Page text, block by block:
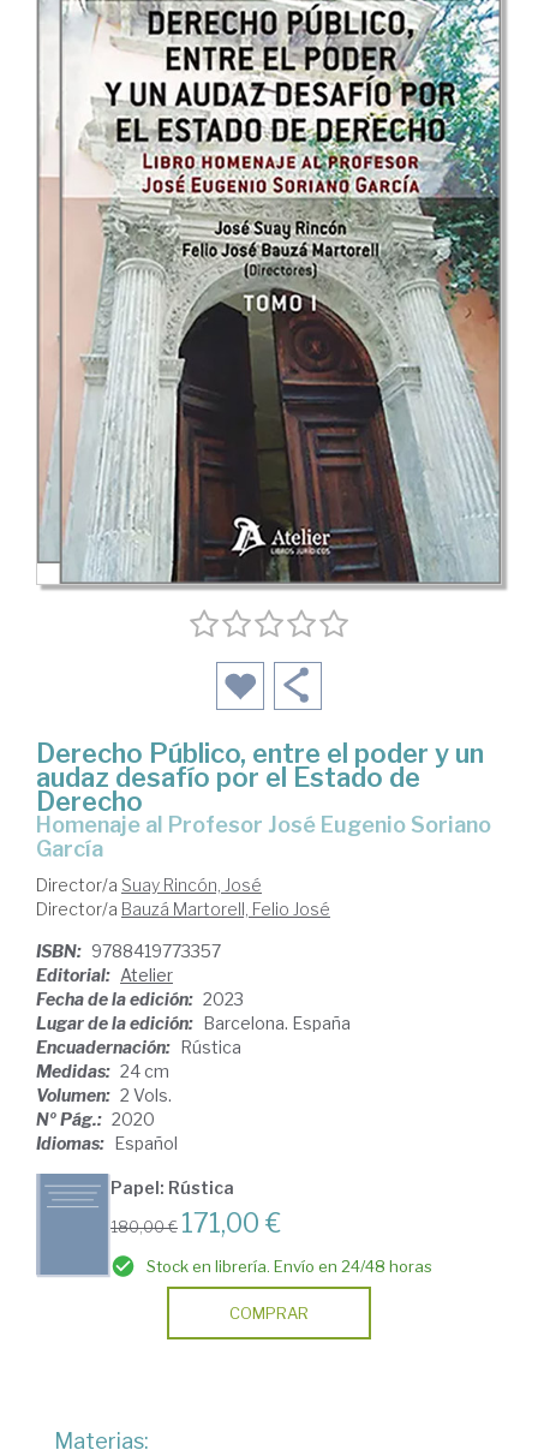
Derecho Público, entre el poder y un
audaz desafío por el Estado de
Derecho
Homenaje al Profesor José Eugenio Soriano
García
Director/a Suay Rincón, José
Director/a Bauzá Martorell, Felio José
ISBN: 9788419773357
Editorial: Atelier
Fecha de la edición: 2023
Lugar de la edición: Barcelona. España
Encuadernación: Rústica
Medidas: 24 cm
Volumen: 2 Vols.
Nº Pág.: 2020
Idiomas: Español
Papel: Rústica
180,00 € 171,00 €
Stock en librería. Envío en 24/48 horas
COMPRAR
Materias: